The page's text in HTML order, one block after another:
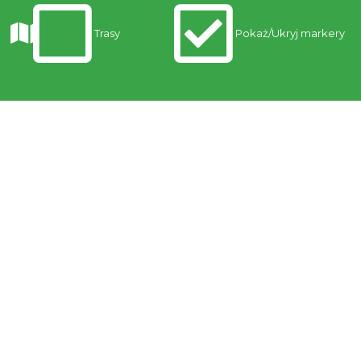
Trasy Pokaż/Ukryj markery